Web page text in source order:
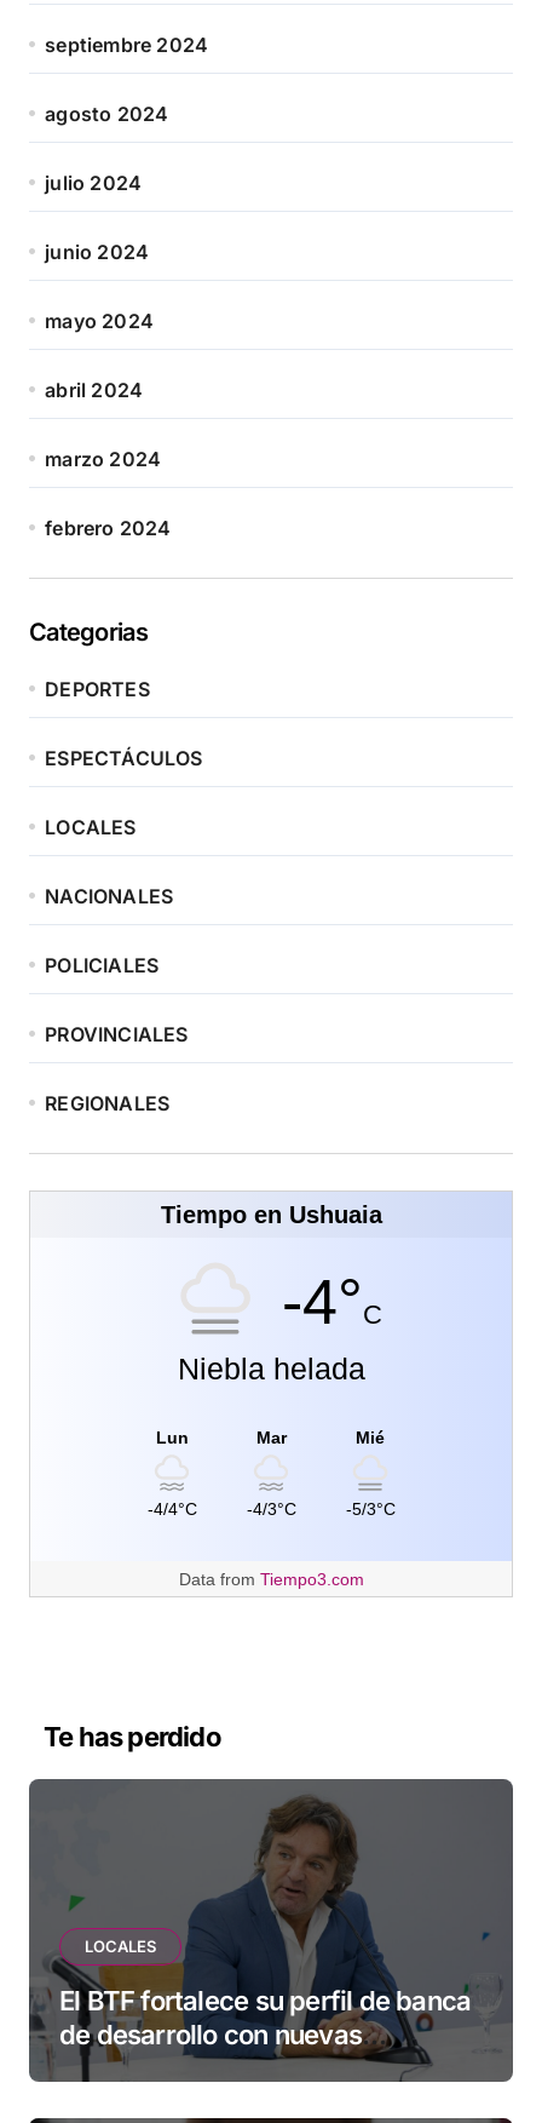
septiembre 2024
agosto 2024
julio 2024
junio 2024
mayo 2024
abril 2024
marzo 2024
febrero 2024
Categorias
DEPORTES
ESPECTÁCULOS
LOCALES
NACIONALES
POLICIALES
PROVINCIALES
REGIONALES
Tiempo en Ushuaia
-4°C
Niebla helada
Lun
-4/4°C
Mar
-4/3°C
Mié
-5/3°C
Data from Tiempo3.com
Te has perdido
LOCALES
El BTF fortalece su perfil de banca
de desarrollo con nuevas
herramientas para familias y